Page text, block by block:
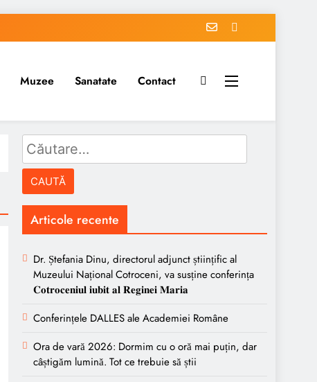
Muzee Sanatate Contact
Caută
după:
Articole recente
Dr. Ștefania Dinu, directorul adjunct științific al
Muzeului Național Cotroceni, va susține conferința
𝐂𝐨𝐭𝐫𝐨𝐜𝐞𝐧𝐢𝐮𝐥 𝐢𝐮𝐛𝐢𝐭 𝐚𝐥 𝐑𝐞𝐠𝐢𝐧𝐞𝐢 𝐌𝐚𝐫𝐢𝐚
Conferințele DALLES ale Academiei Române
Ora de vară 2026: Dormim cu o oră mai puțin, dar
câștigăm lumină. Tot ce trebuie să știi